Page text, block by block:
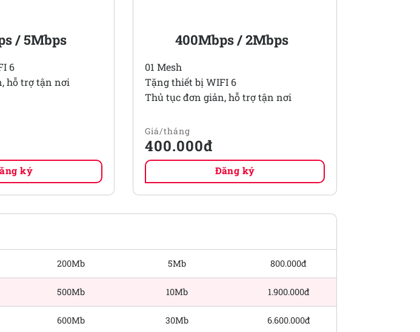
/ 5Mbps
6
hỗ trợ tận nơi
ký
400Mbps / 2Mbps
01 Mesh
Tặng thiết bị WIFI 6
Thủ tục đơn giản, hỗ trợ tận nơi
400.000đ
Đăng ký
200Mb 5Mb 800.000đ
500Mb 10Mb 1.900.000đ
600Mb 30Mb 6.600.000đ